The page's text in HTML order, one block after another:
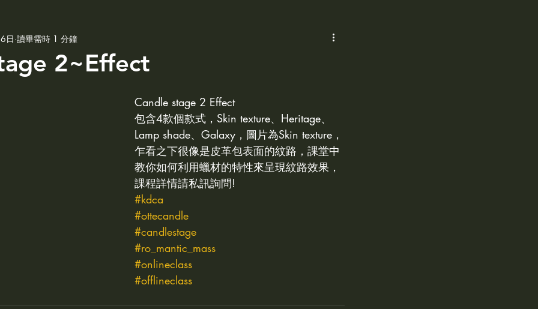
candle雕刻蠟燭 Alchol ink,酒精水墨畫
kcca IRDA KDCA Bubble bath泡澡錠
2~Effect
日 讀畢需時 1 分鐘
Candle stage 2 Effect
包含4款個款式，Skin texture、Heritage、
Lamp shade、Galaxy，圖片為Skin texture，
乍看之下很像是皮革包表面的紋路，課堂中
教你如何利用蠟材的特性來呈現紋路效果，
課程詳情請私訊詢問!
#kdca
#ottecandle
#candlestage
#ro_mantic_mass
#onlineclass
#offlineclass